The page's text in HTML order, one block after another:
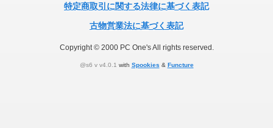
特定商取引に関する法律に基づく表記
古物営業法に基づく表記
Copyright © 2000 PC One's All rights reserved.
@s6 v v4.0.1 with Spookies & Functure